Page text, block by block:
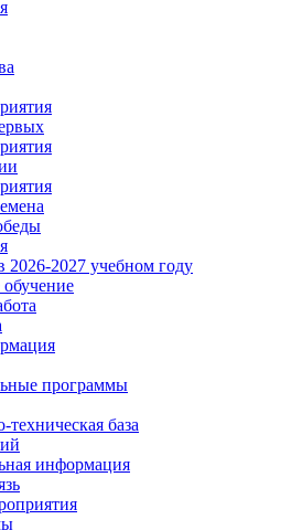
2026-2027 учебном году
программы
база
информация